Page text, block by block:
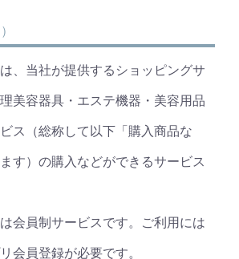
、当社が提供するショッピングサ
美容器具・エステ機器・美容用品
ス（総称して以下「購入商品な
す）の購入などができるサービス
会員制サービスです。ご利用には
会員登録が必要です。